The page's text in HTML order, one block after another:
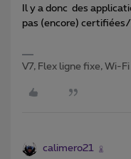
Il y a donc des
pas (encore)
V7, Flex ligne fixe, Wi-
calimero21